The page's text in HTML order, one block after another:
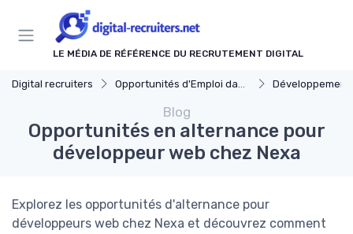
LE MÉDIA DE RÉFÉRENCE DU RECRUTEMENT DIGITAL
Digital recruiters Opportunités d'Emploi dans le Digital Développement
Blog
Opportunités en alternance pour
développeur web chez Nexa
Explorez les opportunités d'alternance pour
développeurs web chez Nexa et découvrez comment
Panneau de gestion des cookies